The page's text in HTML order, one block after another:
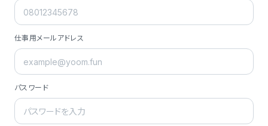
仕事用メールアドレス
パスワード